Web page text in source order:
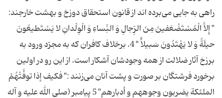
راهی به جایی می‌برده اند از قانون استحقاق دوزخ و بهشت خارجند:
" إِلاَّ الْمُسْتَضْعَفینَ مِنَ الرِّجالِ وَ النِّساءِ وَ الْوِلْدانِ لا یَسْتَطیعُونَ
حیلَةً وَ لا یَهْتَدُونَ سَبیلاًً " 4. برخلاف كافران كه به مجرّد ورود به
برزخ آثار ضلالت از همه وجودشان آشكار است. از این رو در اولین
برخورد فرشتگان بر صورت و پشت آنان می‌زنند :" فكیف إذا توفَّتْهُمْ
الملئكة یضربون وجوههم و أدبارهم" 5 پیامبر (صلی الله علیه و آله